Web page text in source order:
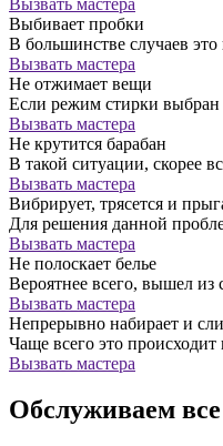
Выбивает пробки
В большинстве случаев
Вызвать мастера
Не отжимает вещи
Если режим стирки выбран
Вызвать мастера
Не крутится барабан
В такой ситуации, скорее
Вызвать мастера
Вибрирует, трясется и
Для решения данной
Вызвать мастера
Не полоскает белье
Вероятнее всего, вышел из
Вызвать мастера
Непрерывно набирает и
Чаще всего это происходит
Вызвать мастера
Обслуживаем